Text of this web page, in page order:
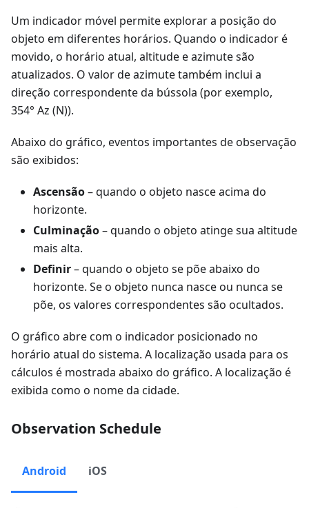
Um indicador móvel permite explorar a posição do
objeto em diferentes horários. Quando o indicador é
movido, o horário atual, altitude e azimute são
atualizados. O valor de azimute também inclui a
direção correspondente da bússola (por exemplo,
354° Az (N)).
Abaixo do gráfico, eventos importantes de observação
são exibidos:
Ascensão– quando o objeto nasce acima do
horizonte.
Culminação– quando o objeto atinge sua altitude
mais alta.
Definir– quando o objeto se põe abaixo do
horizonte. Se o objeto nunca nasce ou nunca se
põe, os valores correspondentes são ocultados.
O gráfico abre com o indicador posicionado no
horário atual do sistema. A localização usada para os
cálculos é mostrada abaixo do gráfico. A localização é
exibida como o nome da cidade.
Observation Schedule
Android iOS